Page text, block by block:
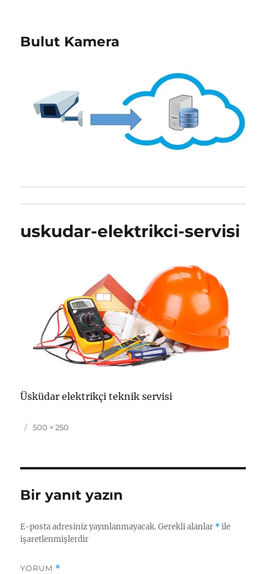
Bulut Kamera
uskudar-elektrikci-servisi
Üsküdar elektrikçi teknik servisi
YayınTam
500 × 250
Bir yanıt yazın
E-posta adresiniz yayınlanmayacak. Gerekli alanlar *ile
işaretlenmişlerdir
YORUM *